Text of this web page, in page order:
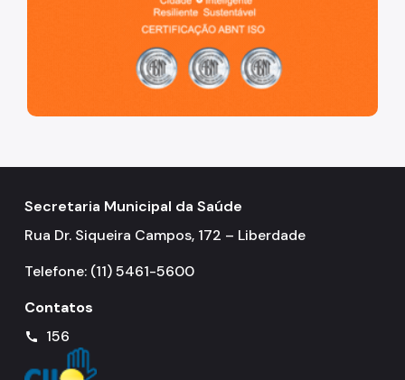
Secretaria Municipal da Saúde
Rua Dr. Siqueira Campos, 172 – Liberdade
Telefone: (11) 5461-5600
Contatos
call 156